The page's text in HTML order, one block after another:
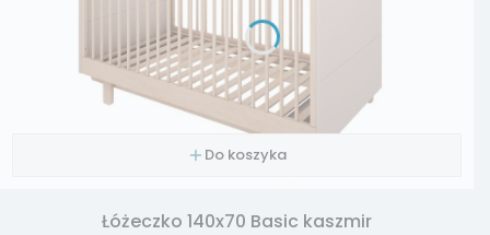
Do koszyka
Łóżeczko 140x70 Basic kaszmir